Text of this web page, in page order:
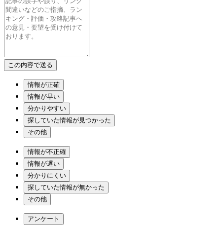
情報が正確
情報が早い
分かりやすい
探していた情報が見つかった
その他
情報が不正確
情報が遅い
分かりにくい
探していた情報が無かった
その他
アンケート